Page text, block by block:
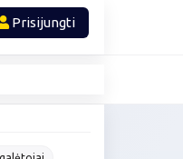
Prisijungti